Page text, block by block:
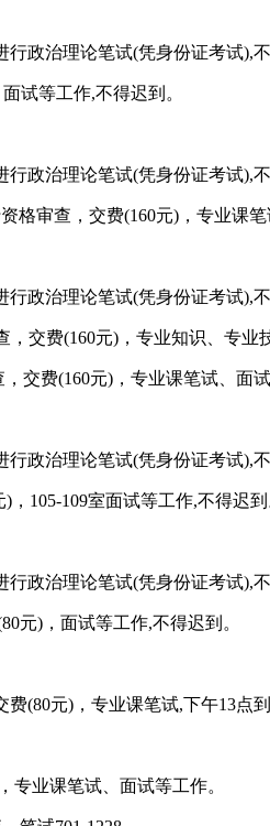
政治理论笔试(凭身份证考试),
试等工作,不得迟到。
政治理论笔试(凭身份证考试),
审查，交费(160元)，专业课笔
政治理论笔试(凭身份证考试),
费(160元)，专业知识、专业
费(160元)，专业课笔试、面试
政治理论笔试(凭身份证考试),
105-109室面试等工作,不得迟到
政治理论笔试(凭身份证考试),
)，面试等工作,不得迟到。
元)，专业课笔试,下午13点
业课笔试、面试等工作。